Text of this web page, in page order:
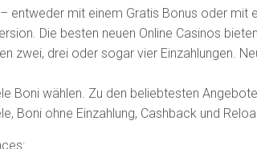
entweder mit einem Gratis Bonus oder mit
Die besten neuen Online Casinos
zwei, drei oder sogar vier Einzahlungen.
Boni wählen. Zu den beliebtesten
Boni ohne Einzahlung, Cashback und